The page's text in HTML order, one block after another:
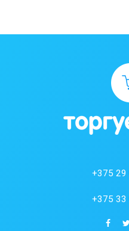
+375 29
+375 33